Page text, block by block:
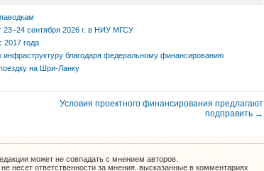
23−24 сентября 2026 г. в НИУ МГСУ
2017 года
благодаря федеральному финансированию
на Шри-Ланку
Условия проектного финансирования предлагают
подправить →
может не совпадать с мнением авторов.
несет ответственности за мнения, высказанные в комментариях